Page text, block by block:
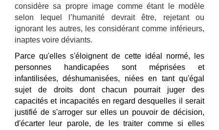
considère sa propre image comme étant le modèle
selon lequel l’humanité devrait être, rejetant ou
ignorant les autres, les considérant comme inférieurs,
inaptes voire déviants.
Parce qu'elles s'éloignent de cette idéal normé, les
personnes handicapées sont méprisées et
infantilisées, déshumanisées, niées en tant qu'égal
sujet de droits dont chacun pourrait juger des
capacités et incapacités en regard desquelles il serait
justifié de s'arroger sur elles un pouvoir de décision,
d'écarter leur parole, de les traiter comme si elles